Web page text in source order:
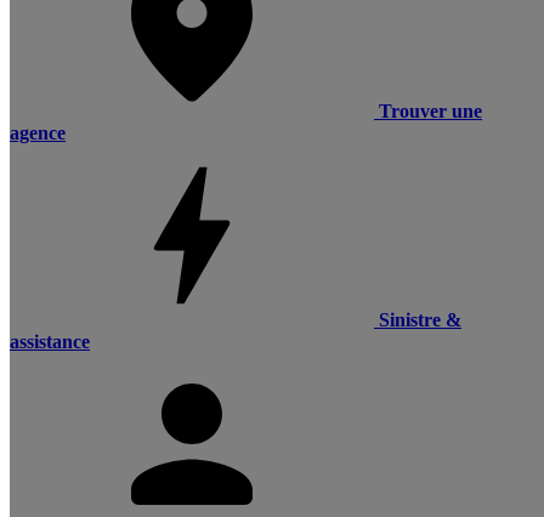
Trouver une
agence
Sinistre &
assistance